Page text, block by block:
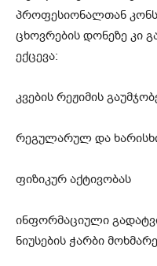
პროფესიონალთან
ცხოვრების დონეზე კი
ექცევა:
კვების რეჟიმის
რეგულარულ და
ფიზიკურ აქტივობას
ინფორმაციული
ნიუსების ჭარბი